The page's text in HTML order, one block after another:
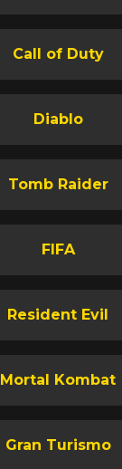
Call of Duty
Diablo
Tomb Raider
FIFA
Resident Evil
Mortal Kombat
Gran Turismo